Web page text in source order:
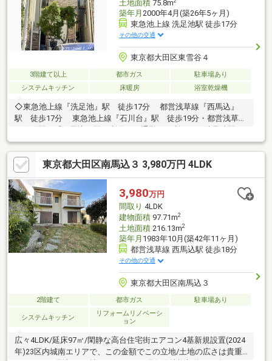
土地面積75.8m
築年月 2000年4月(築26年5ヶ月)
東急池上線 洗足池駅 徒歩17分
その他の交通
東京都大田区東雪谷４
3階建て以上 都市ガス
駐車場あり
システムキッチン
床暖房 浴室乾燥機
◇東急池上線『洗足池』駅 徒歩17分 都営浅草線『西馬込』
駅 徒歩17分 東急池上線『石川台』駅 徒歩19分・都営浅草線
は活気のある商店街がありお買い物に便利です・東急ストア上池
台店まで徒歩6分◇駐車スペース有◇高台に位置し日当り・通風
良好です◇エネファーム導入済◇2024年2月 屋根・外壁塗装防
水工事実施済◇北東側道路の為、北側斜線制限の影響が少なく３
階部分でも天井高が２.３ｍ取れています
東京都大田区南馬込３ 3,980万円 4LDK
3,980万円
間取り 4LDK
建物面積97.71m2
土地面積216.13m2
築年月 1983年10月(築42年11ヶ月)
都営浅草線 西馬込駅 徒歩18分
その他の交通
東京都大田区南馬込３
2階建て 都市ガス 駐車場あり
システムキッチン
リフォームリノベーシ
ョン
広々4LDK/延床97㎡/閑静な高台住宅街エアコン4基新規設置(2024
年)23区内城南エリアで、この金額でこの立地/土地の広さは貴重